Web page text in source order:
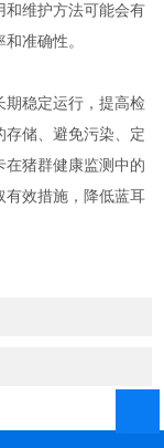
和维护方法可能会有
确性。
期稳定运行，提高检
、避免污染、定
卡在猪群健康监测中的
有效措施，降低蓝耳